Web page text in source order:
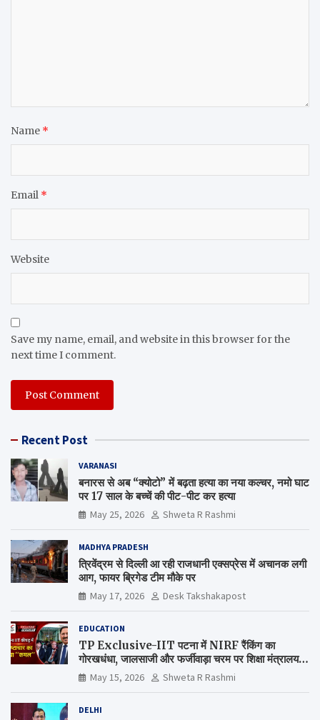
Name *
Email *
Website
Save my name, email, and website in this browser for the
next time I comment.
Recent Post
VARANASI
बनारस से अब “क्योटो” में बढ़ता हत्या का नया कल्चर, नमो घाट
पर 17 साल के बच्चें की पीट-पीट कर हत्या
May 25, 2026 Shweta R Rashmi
MADHYA PRADESH
त्रिवेंद्रम से दिल्ली आ रही राजधानी एक्सप्रेस में अचानक लगी
आग, फायर ब्रिगेड टीम मौके पर
May 17, 2026 Desk Takshakapost
EDUCATION
TP Exclusive-IIT पटना में NIRF रैंकिंग का
गोरखधंधा, जालसाजी और फर्जीवाड़ा चरम पर शिक्षा मंत्रालय
कब जागेगा ?
May 15, 2026 Shweta R Rashmi
DELHI